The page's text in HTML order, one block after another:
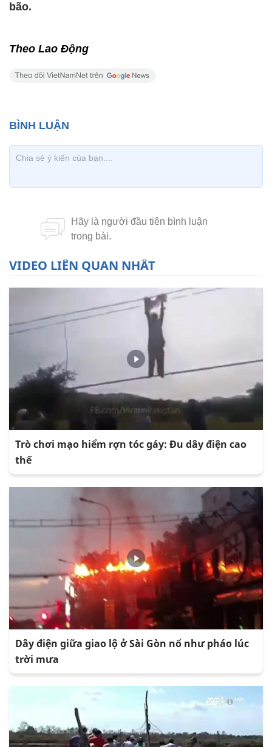
bão.
Theo Lao Động
VIDEO LIÊN QUAN NHẤT
Trò chơi mạo hiểm rợn tóc gáy: Đu dây điện cao
thế
Dây điện giữa giao lộ ở Sài Gòn nổ như pháo lúc
trời mưa